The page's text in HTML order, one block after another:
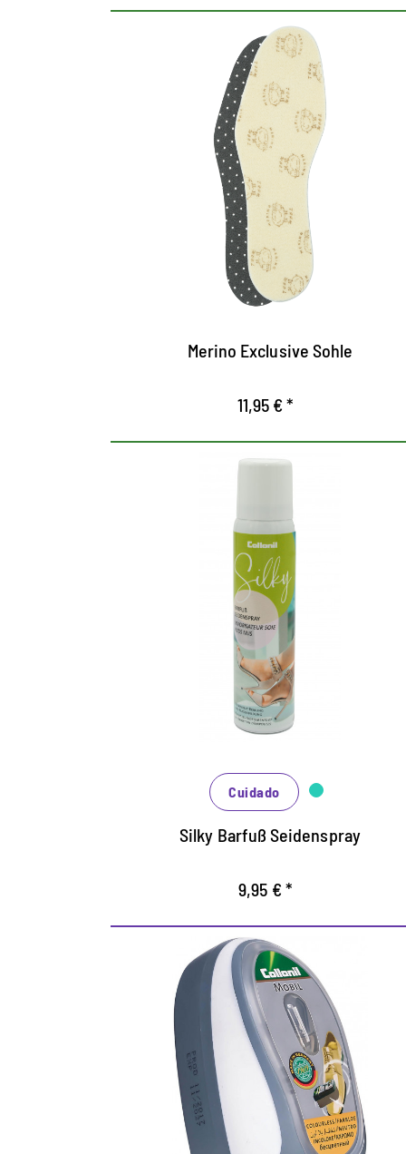
Suela termal con merino.
Suave aterciopelado, superficie de
calentamiento hecha 100% de lana
Actúa compensando la temperatura y
regulando la humedad.
Con capa intermedia hecha de aluminio
Merino Exclusive Sohle
11,95 € *
Medias invisibles para
pulverización.
Spray sedoso y incoloro transparente para
pulverizar en los pies
Reduce la fricción entre la piel y el interior
Cuidado
Silky Barfuß Seidenspray
9,95 € *
Experto por una buena
impresión
La esponja asegura el brillo en cuero liso y
materiales sintéticos lisos.